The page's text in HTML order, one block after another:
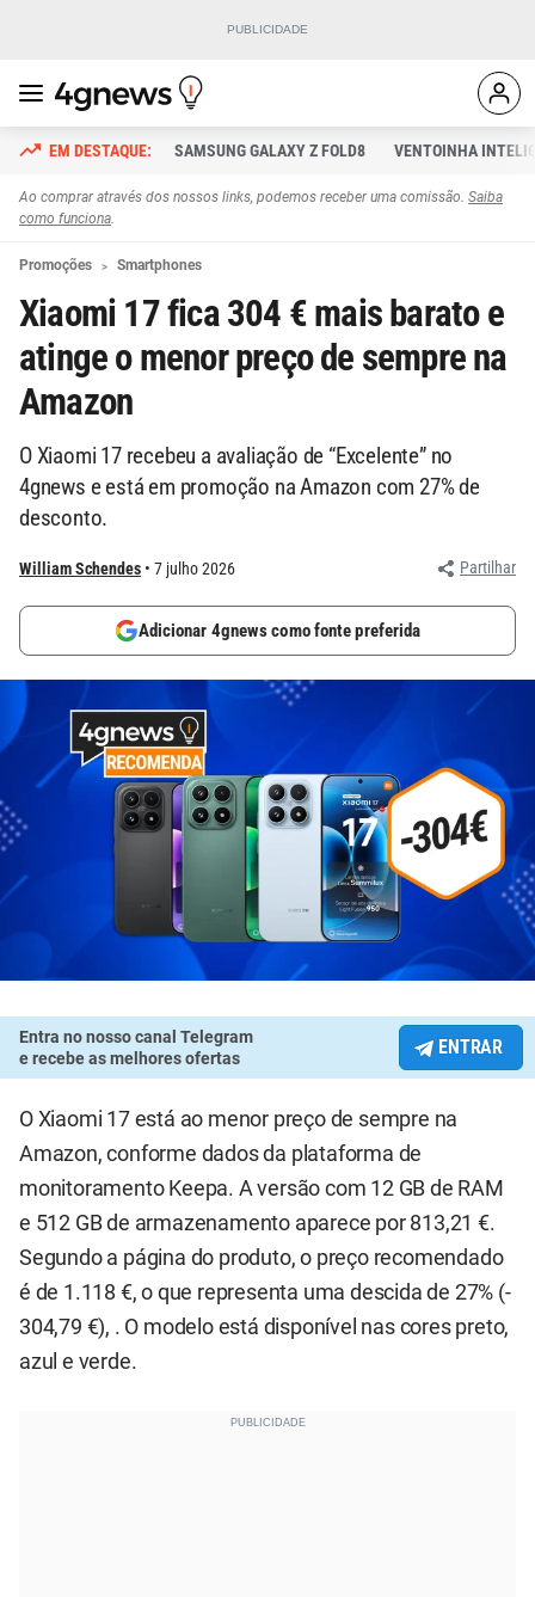
SAMSUNG GALAXY Z FOLD8 VENTOINHA
Ao comprar através dos nossos links, podemos receber uma comissão. Saiba
como funciona.
Promoções Smartphones
Xiaomi 17 fica 304 € mais barato e
atinge o menor preço de sempre na
Amazon
O Xiaomi 17 recebeu a avaliação de “Excelente” no
4gnews e está em promoção na Amazon com 27% de
desconto.
William Schendes 7 julho 2026 Partilhar
Adicionar 4gnews como fonte preferida
Entra no nosso canal Telegram
e recebe as melhores ofertas
ENTRAR
O Xiaomi 17 está ao menor preço de sempre na
Amazon, conforme dados da plataforma de
monitoramento Keepa. A versão com 12 GB de RAM
e 512 GB de armazenamento aparece por 813,21 €.
Segundo a página do produto, o preço recomendado
é de 1.118 €, o que representa uma descida de 27% (-
304,79 €), . O modelo está disponível nas cores preto,
azul e verde.